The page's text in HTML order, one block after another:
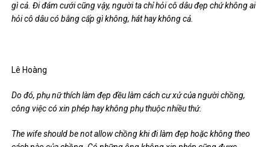
gì cả. Đi đám cưới cũng vậy, người ta chỉ hỏi cô dâu đẹp chứ không ai
hỏi cô dâu có bằng cấp gì không, hát hay không cả.
Lê Hoàng
công việc có xin phép hay không phụ thuộc nhiều thứ.